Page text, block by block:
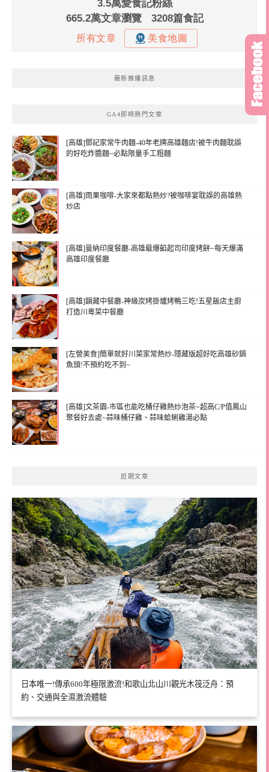
最新推播訊息
GA4即時熱門文章
[高雄]鄧記家常牛肉麵-40年老牌高雄麵店!被牛肉麵耽誤
的好吃炸醬麵~必點限量手工粗麵
[高雄]雨果咖啡-大家來都點熱炒?被咖啡宴耽誤的高雄熱
炒店
[高雄]曼納印度餐廳-高雄最爆餡起司印度烤餅~每天爆滿
高雄印度餐廳
[高雄]韻藏中餐廳-神級炭烤掛爐烤鴨三吃!五星飯店主廚
打造川粵菜中餐廳
[左營美食]簡單就好川菜家常熱炒-隱藏版超好吃高雄砂鍋
魚頭!不預約吃不到~
[高雄]文茶園-市區也能吃桶仔雞熱炒泡茶~超高C/P值鳳山
聚餐好去處~蒜味桶仔雞、蒜味蛤蜊雞湯必點
近期文章
日本唯一!傳承600年極限激流!和歌山北山川觀光木筏泛舟：預
約、交通與全濕激流體驗